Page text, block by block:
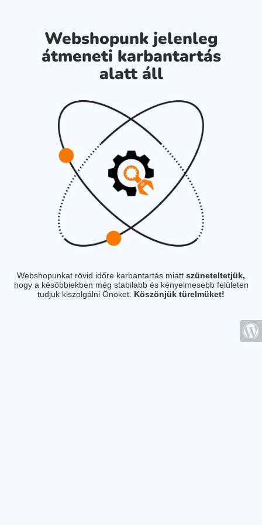
Webshopunk jelenleg
átmeneti karbantartás
alatt áll
Webshopunkat rövid időre karbantartás miatt szüneteltetjük,
hogy a későbbiekben még stabilabb és kényelmesebb felületen
tudjuk kiszolgálni Önöket. Köszönjük türelmüket!